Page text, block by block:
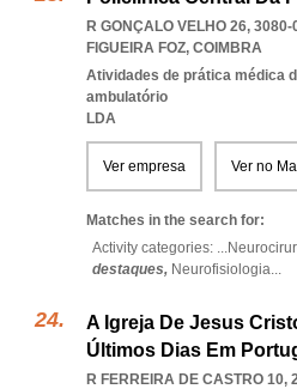
R GONÇALO VELHO 26, 3080-
FIGUEIRA FOZ, COIMBRA
Atividades de prática médica
ambulatório
LDA
Ver empresa Ver no
Matches in the search for:
Activity categories: ...
destaques, Neurofisiologia...
A Igreja De Jesus
Últimos Dias Em
R FERREIRA DE CASTRO 10,